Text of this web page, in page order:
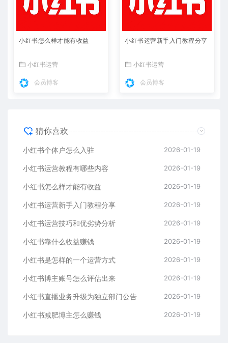
小红书怎么样才能有收益
小红书运营
会员博客
小红书运营新手入门教程分享
小红书运营
会员博客
猜你喜欢
小红书个体户怎么入驻 2026-01-19
小红书运营教程有哪些内容 2026-01-19
小红书怎么样才能有收益 2026-01-19
小红书运营新手入门教程分享 2026-01-19
小红书运营技巧和优劣势分析 2026-01-19
小红书靠什么收益赚钱 2026-01-19
小红书是怎样的一个运营方式 2026-01-19
小红书博主账号怎么评估出来 2026-01-19
小红书直播业务升级为独立部门公告 2026-01-19
小红书减肥博主怎么赚钱 2026-01-19